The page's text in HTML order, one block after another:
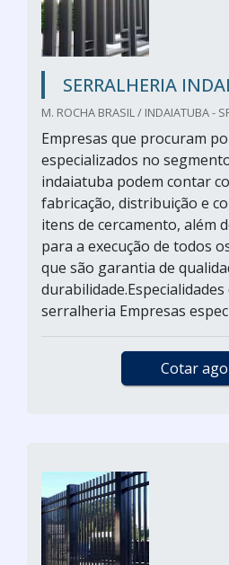
SERRALHERIA
M. ROCHA BRASIL / INDAIATUBA -
Empresas que procuram
especializados no
indaiatuba podem contar
fabricação, distribuição e
itens de cercamento, além
para a execução de todos
que são garantia de
serralheria Empresas
Cotar